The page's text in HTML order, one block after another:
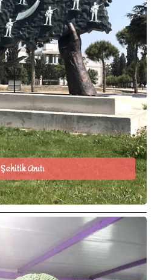
Şehitik Anıtı